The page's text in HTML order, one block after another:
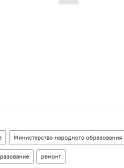
Министерство народного образования
ремонт